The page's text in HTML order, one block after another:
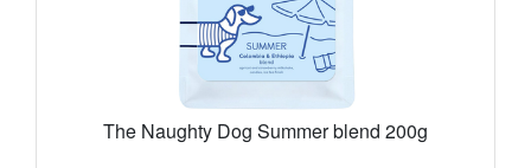
The Naughty Dog Summer blend 200g